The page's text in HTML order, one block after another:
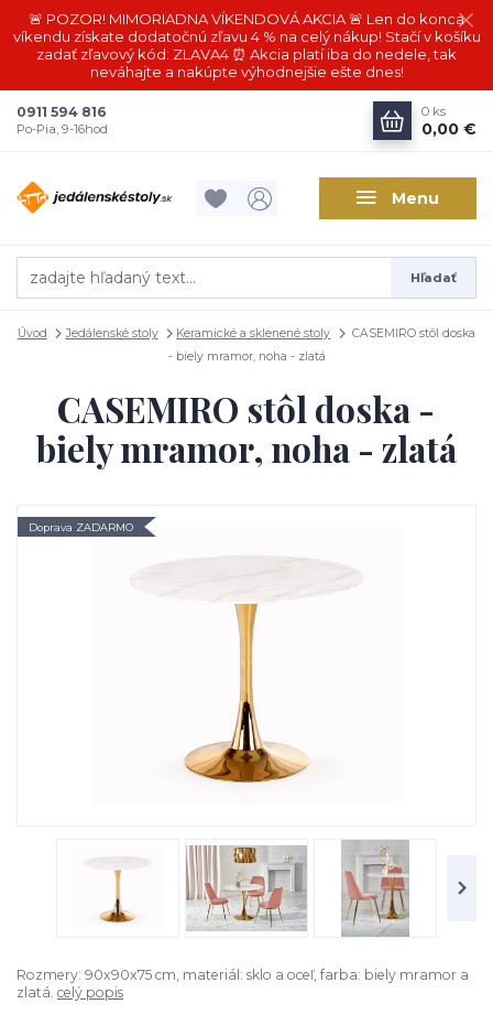
🚨 POZOR! MIMORIADNA VÍKENDOVÁ AKCIA 🚨 Len do konca
víkendu získate dodatočnú zľavu 4 % na celý nákup! Stačí v košíku
zadať zľavový kód: ZLAVA4 ⏰ Akcia platí iba do nedele, tak
neváhajte a nakúpte výhodnejšie ešte dnes!
Menu
Hľadať
0911 594 816
Po-Pia, 9-16hod
0 ks
0,00 €
Úvod Jedálenské stoly Keramické a sklenené stoly
CASEMIRO stôl doska
- biely mramor, noha - zlatá
CASEMIRO stôl doska -
biely mramor, noha - zlatá
Doprava ZADARMO
Rozmery: 90x90x75 cm, materiál: sklo a oceľ, farba: biely mramor a
zlatá. celý popis